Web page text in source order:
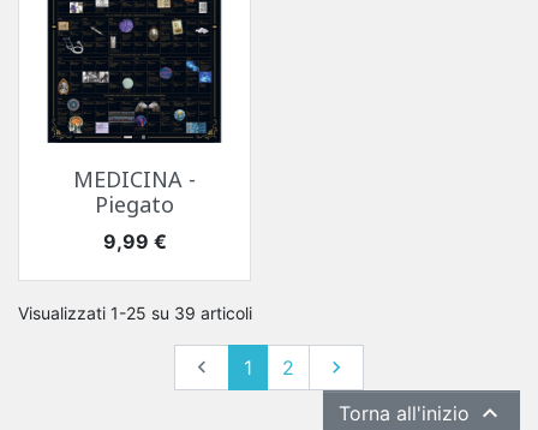
MEDICINA -
Piegato
Prezzo
9,99 €
Visualizzati 1-25 su 39 articoli
Precedente
 1 2 Successivo

Torna all'inizio 